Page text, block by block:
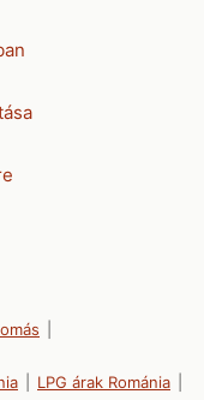
LPG árak Románia